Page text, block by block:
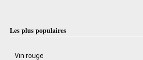
Les plus populaires
Vin rouge